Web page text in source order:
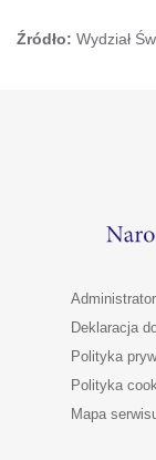
Źródło: Wydział
Deklaracja
Polityka
Polityka
Mapa